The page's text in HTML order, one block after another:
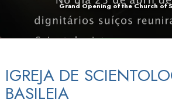
Grand Opening of the Church of
IGREJA DE
BASILEIA